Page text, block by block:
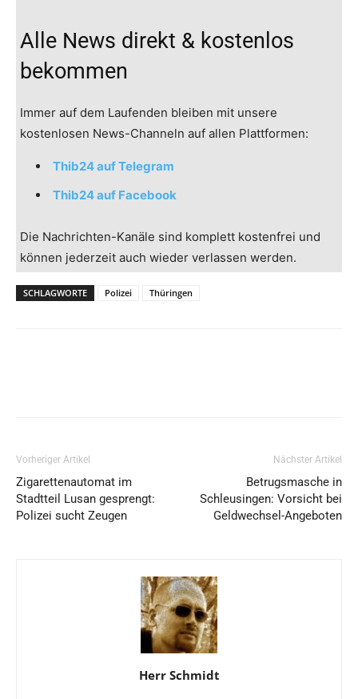
Alle News direkt & kostenlos
bekommen
Immer auf dem Laufenden bleiben mit unsere
kostenlosen News-Channeln auf allen Plattformen:
Thib24 auf Telegram
Thib24 auf Facebook
Die Nachrichten-Kanäle sind komplett kostenfrei und
können jederzeit auch wieder verlassen werden.
SCHLAGWORTE Polizei Thüringen
Vorheriger Artikel
Zigarettenautomat im
Stadtteil Lusan gesprengt:
Polizei sucht Zeugen
Nächster Artikel
Betrugsmasche in
Schleusingen: Vorsicht bei
Geldwechsel-Angeboten
Herr Schmidt